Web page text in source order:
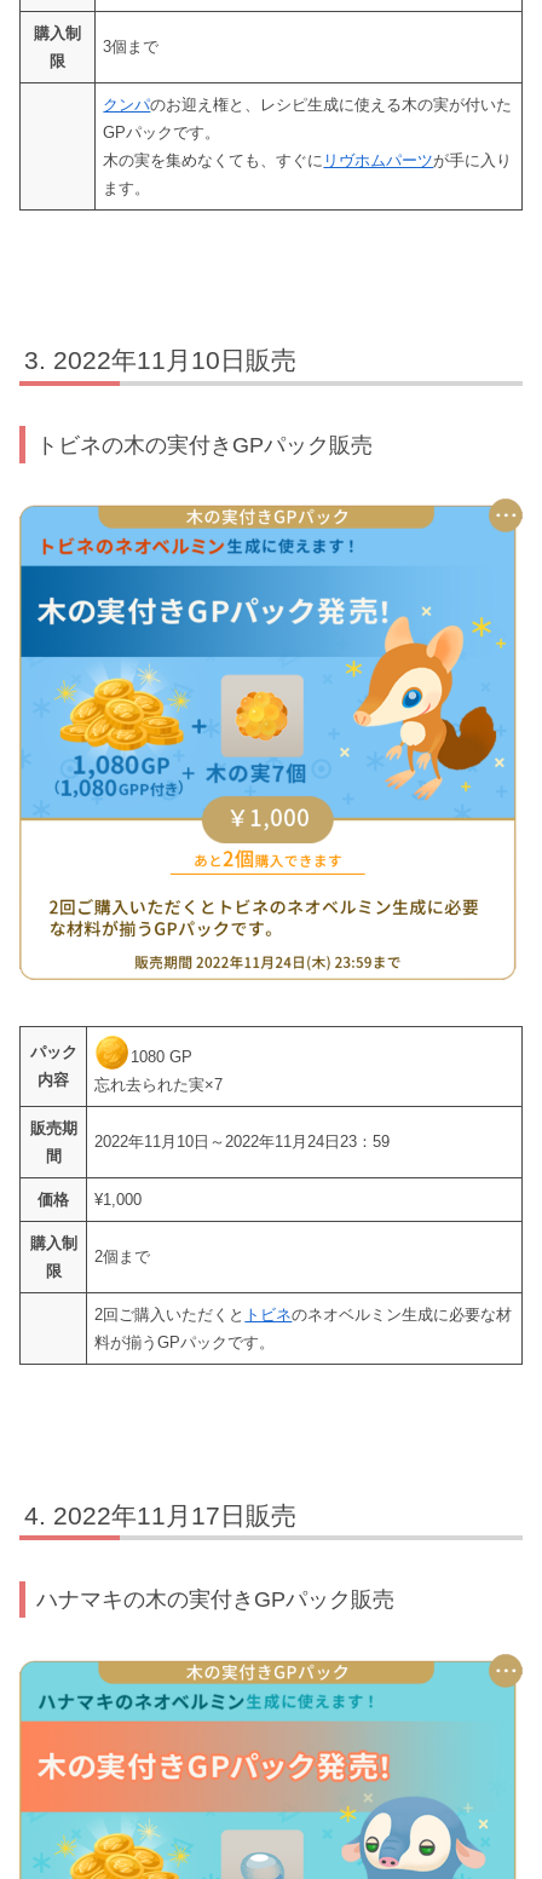
購入制
限
3個まで
クンパのお迎え権と、レシピ生成に使える木の実が付いた
GPパックです。
木の実を集めなくても、すぐに リヴホムパーツが手に入り
ます。
2022年11月10日販売
トビネの木の実付きGPパック販売
パック
内容
1080 GP
忘れ去られた実×7
販売期
間
2022年11月10日～2022年11月24日23：59
価格 ¥1,000
購入制
限
2個まで
2回ご購入いただくと トビネのネオベルミン生成に必要な材
料が揃うGPパックです。
2022年11月17日販売
ハナマキの木の実付きGPパック販売